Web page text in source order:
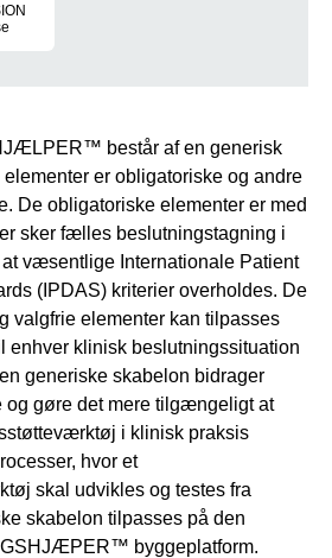
består af en generisk
er obligatoriske og andre
De obligatoriske elementer er med
sker fælles beslutningstagning i
væsentlige Internationale Patient
(IPDAS) kriterier overholdes. De
valgfrie elementer kan tilpasses
enhver klinisk beslutningssituation
generiske skabelon bidrager
og gøre det mere tilgængeligt at
i klinisk praksis
hvor et
skal udvikles og testes fra
skabelon tilpasses på den
byggeplatform.